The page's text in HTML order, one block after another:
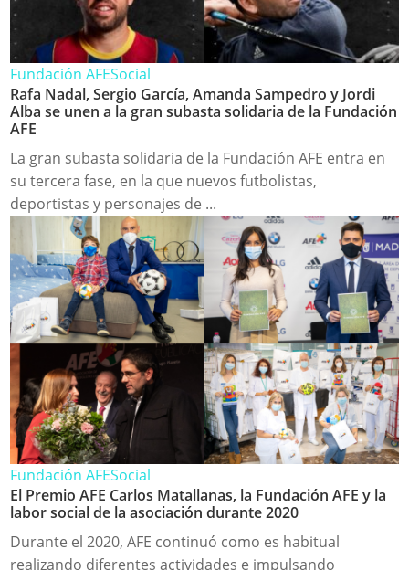
Fundación AFESocial
Rafa Nadal, Sergio García, Amanda Sampedro y Jordi
Alba se unen a la gran subasta solidaria de la Fundación
AFE
La gran subasta solidaria de la Fundación AFE entra en
su tercera fase, en la que nuevos futbolistas,
deportistas y personajes de ...
Fundación AFESocial
El Premio AFE Carlos Matallanas, la Fundación AFE y la
labor social de la asociación durante 2020
Durante el 2020, AFE continuó como es habitual
realizando diferentes actividades e impulsando